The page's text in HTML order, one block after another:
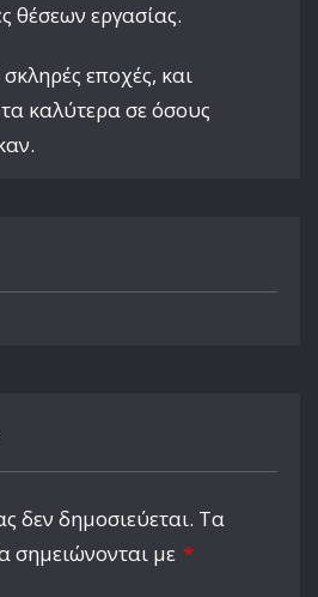
θέσεων εργασίας.
σκληρές εποχές, και
καλύτερα σε όσους
δεν δημοσιεύεται. Τα
σημειώνονται με *